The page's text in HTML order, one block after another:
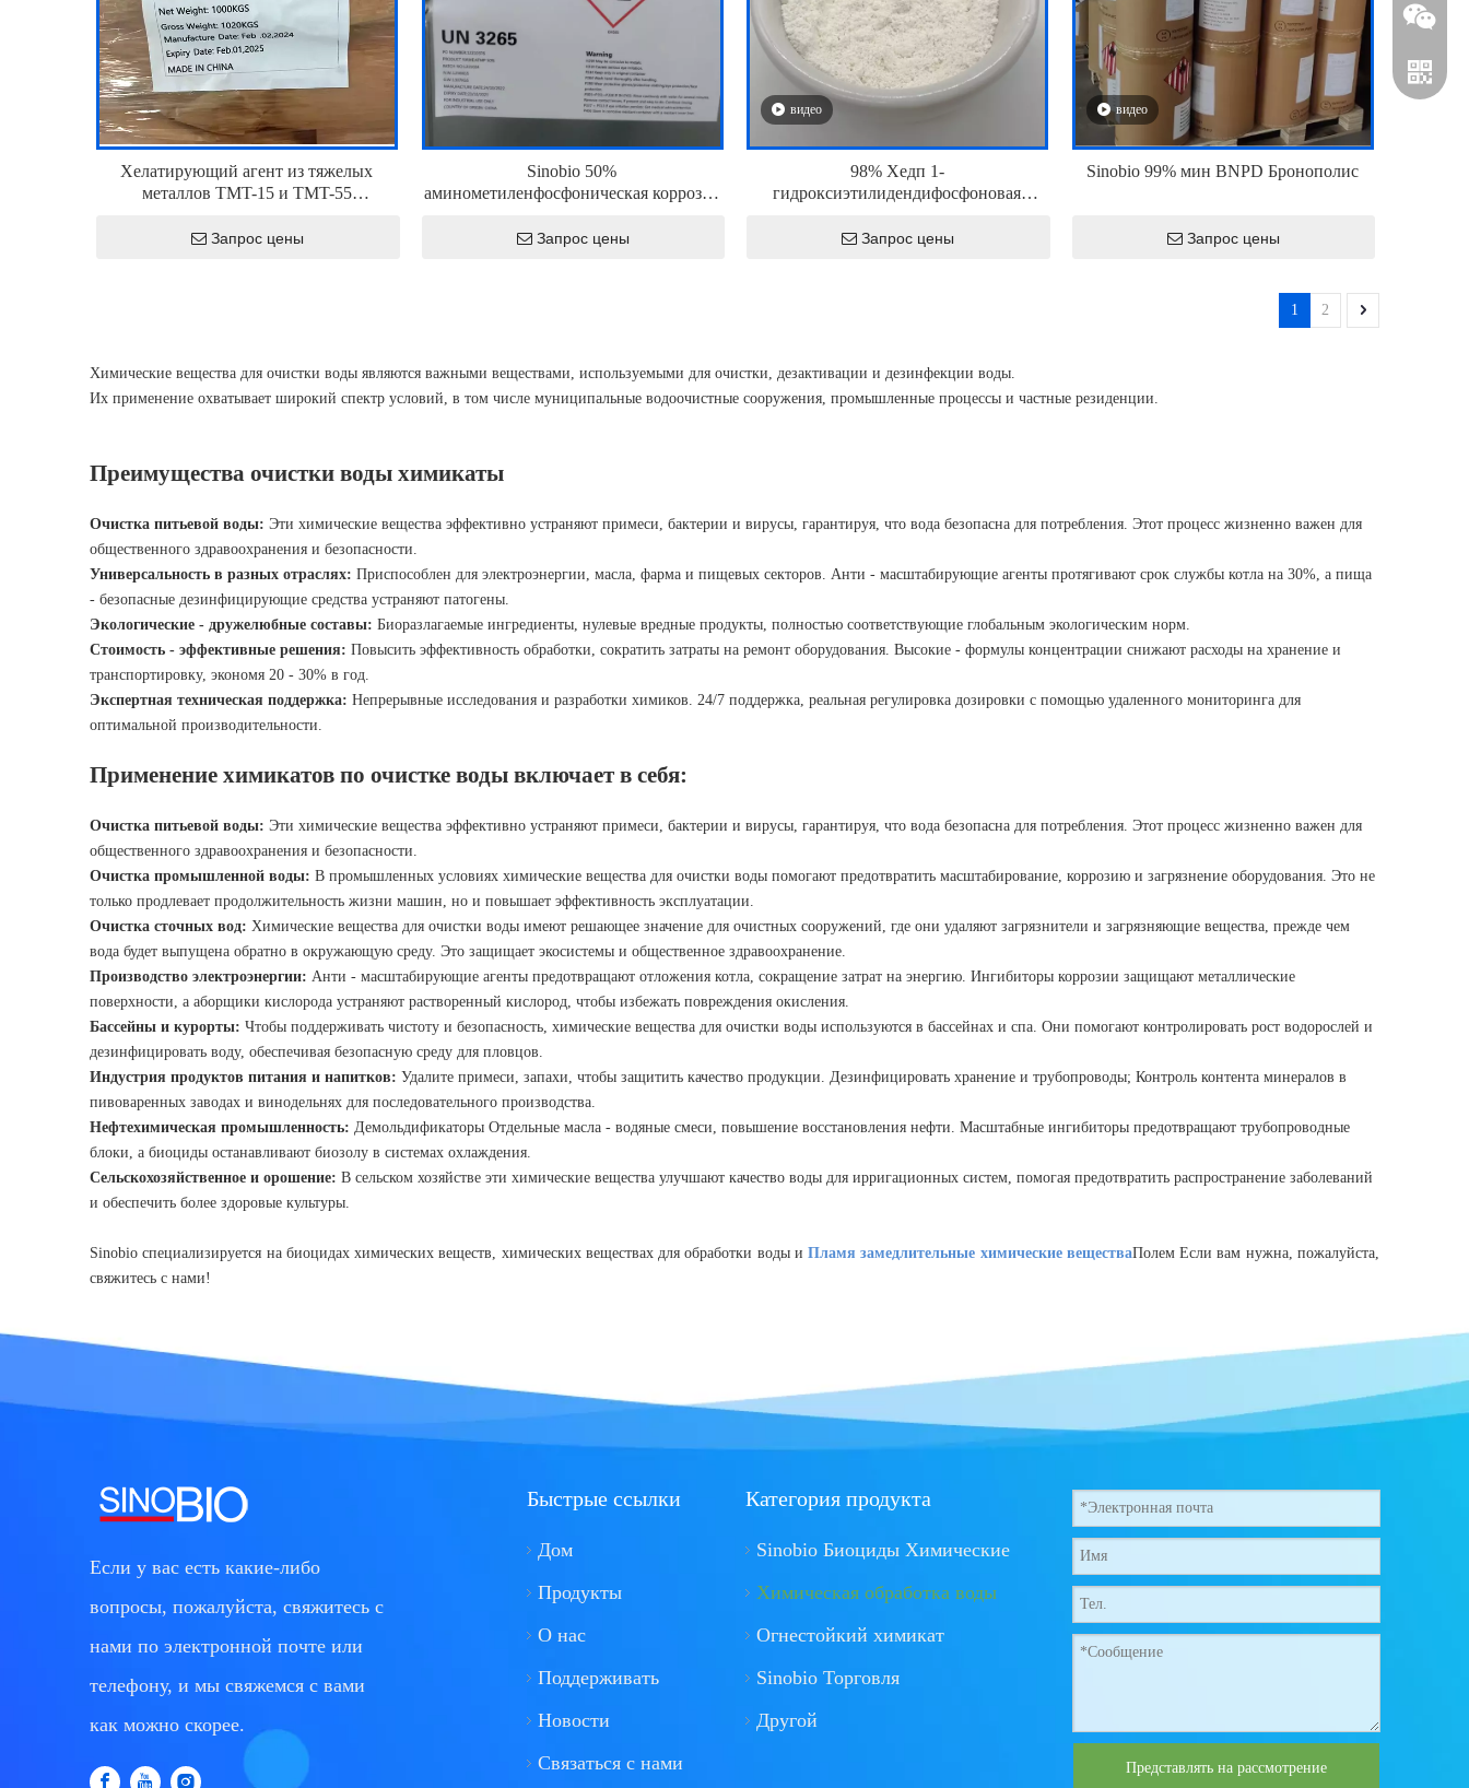
Хелатирующий агент из тяжелых
металлов TMT-15 и TMT-55
тризодийная соль CAS 17766-26-6
Запрос цены
Sinobio 50%
аминометиленфосфоническая коррозия
Запрос цены
видео
98% Хедп 1-
гидроксиэтилидендифосфоновая
Запрос цены
видео
Sinobio 99% мин BNPD Бронополис
Запрос цены
1 2
Химические вещества для очистки воды являются важными веществами, используемыми для очистки, дезактивации и дезинфекции воды.
Их применение охватывает широкий спектр условий, в том числе муниципальные водоочистные сооружения, промышленные процессы и частные резиденции.
Преимущества очистки воды химикаты
Очистка питьевой воды: Эти химические вещества эффективно устраняют примеси, бактерии и вирусы, гарантируя, что вода безопасна для потребления. Этот процесс жизненно важен для
общественного здравоохранения и безопасности.
Универсальность в разных отраслях: Приспособлен для электроэнергии, масла, фарма и пищевых секторов. Анти - масштабирующие агенты протягивают срок службы котла на 30%, а пища
- безопасные дезинфицирующие средства устраняют патогены.
Экологические - дружелюбные составы: Биоразлагаемые ингредиенты, нулевые вредные продукты, полностью соответствующие глобальным экологическим норм.
Стоимость - эффективные решения: Повысить эффективность обработки, сократить затраты на ремонт оборудования. Высокие - формулы концентрации снижают расходы на хранение и
транспортировку, экономя 20 - 30% в год.
Экспертная техническая поддержка: Непрерывные исследования и разработки химиков. 24/7 поддержка, реальная регулировка дозировки с помощью удаленного мониторинга для
оптимальной производительности.
Применение химикатов по очистке воды включает в себя:
Очистка питьевой воды: Эти химические вещества эффективно устраняют примеси, бактерии и вирусы, гарантируя, что вода безопасна для потребления. Этот процесс жизненно важен для
общественного здравоохранения и безопасности.
Очистка промышленной воды: В промышленных условиях химические вещества для очистки воды помогают предотвратить масштабирование, коррозию и загрязнение оборудования. Это не
только продлевает продолжительность жизни машин, но и повышает эффективность эксплуатации.
Очистка сточных вод: Химические вещества для очистки воды имеют решающее значение для очистных сооружений, где они удаляют загрязнители и загрязняющие вещества, прежде чем
вода будет выпущена обратно в окружающую среду. Это защищает экосистемы и общественное здравоохранение.
Производство электроэнергии: Анти - масштабирующие агенты предотвращают отложения котла, сокращение затрат на энергию. Ингибиторы коррозии защищают металлические
поверхности, а аборщики кислорода устраняют растворенный кислород, чтобы избежать повреждения окисления.
Бассейны и курорты: Чтобы поддерживать чистоту и безопасность, химические вещества для очистки воды используются в бассейнах и спа. Они помогают контролировать рост водорослей и
дезинфицировать воду, обеспечивая безопасную среду для пловцов.
Индустрия продуктов питания и напитков: Удалите примеси, запахи, чтобы защитить качество продукции. Дезинфицировать хранение и трубопроводы; Контроль контента минералов в
пивоваренных заводах и винодельнях для последовательного производства.
Нефтехимическая промышленность: Демольдификаторы Отдельные масла - водяные смеси, повышение восстановления нефти. Масштабные ингибиторы предотвращают трубопроводные
блоки, а биоциды останавливают биозолу в системах охлаждения.
Сельскохозяйственное и орошение: В сельском хозяйстве эти химические вещества улучшают качество воды для ирригационных систем, помогая предотвратить распространение заболеваний
и обеспечить более здоровые культуры.
Sinobio специализируется на биоцидах химических веществ, химических веществах для обработки воды иПламя замедлительные химические веществаПолем Если вам нужна, пожалуйста,
свяжитесь с нами!
Если у вас есть какие-либо
вопросы, пожалуйста, свяжитесь с
нами по электронной почте или
телефону, и мы свяжемся с вами
как можно скорее.
Быстрые ссылки
Дом
Продукты
О нас
Поддерживать
Новости
Связаться с нами
Категория продукта
Sinobio Биоциды Химические
Химическая обработка воды
Огнестойкий химикат
Sinobio Торговля
Другой
Представлять на рассмотрение